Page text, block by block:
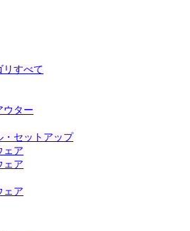
リすべて
ウター
・セットアップ
ェア
ェア
ェア